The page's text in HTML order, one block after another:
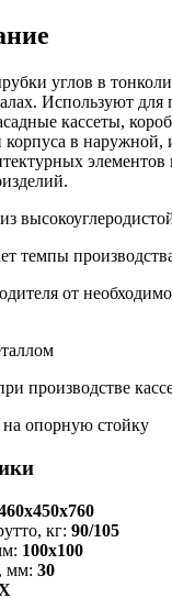
углов в
Используют для
кассеты,
корпуса в наружной,
элементов
темпы
от
производстве
опорную стойку
кг: 90/105
100x100
мм: 30